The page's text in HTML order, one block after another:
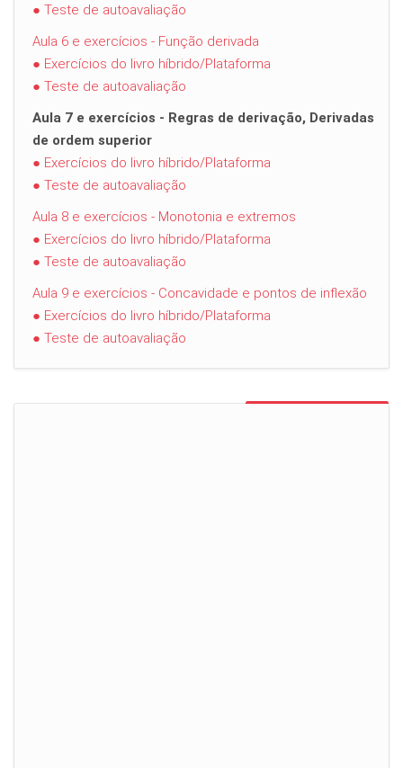
● Teste de autoavaliação
Aula 6 e exercícios - Função derivada
● Exercícios do livro híbrido/Plataforma
● Teste de autoavaliação
Aula 7 e exercícios - Regras de derivação, Derivadas
de ordem superior
● Exercícios do livro híbrido/Plataforma
● Teste de autoavaliação
Aula 8 e exercícios - Monotonia e extremos
● Exercícios do livro híbrido/Plataforma
● Teste de autoavaliação
Aula 9 e exercícios - Concavidade e pontos de inflexão
● Exercícios do livro híbrido/Plataforma
● Teste de autoavaliação